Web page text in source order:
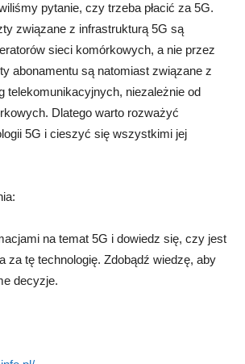
pytanie, czy trzeba płacić za 5G.
związane z infrastrukturą 5G są
sieci komórkowych, a nie przez
abonamentu są natomiast związane z
telekomunikacyjnych, niezależnie od
Dlatego warto rozważyć
5G i cieszyć się wszystkimi jej
na temat 5G i dowiedz się, czy jest
za tę technologię. Zdobądź wiedzę, aby
decyzje.